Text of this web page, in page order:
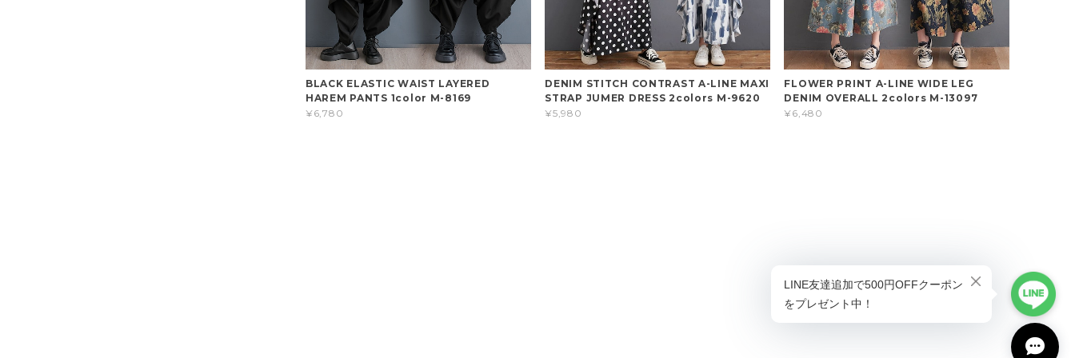
BLACK ELASTIC WAIST LAYERED
HAREM PANTS 1color M-8169
¥6,780
DENIM STITCH CONTRAST A-LINE MAXI
STRAP JUMER DRESS 2colors M-9620
¥5,980
FLOWER PRINT A-LINE WIDE LEG
DENIM OVERALL 2colors M-13097
¥6,480